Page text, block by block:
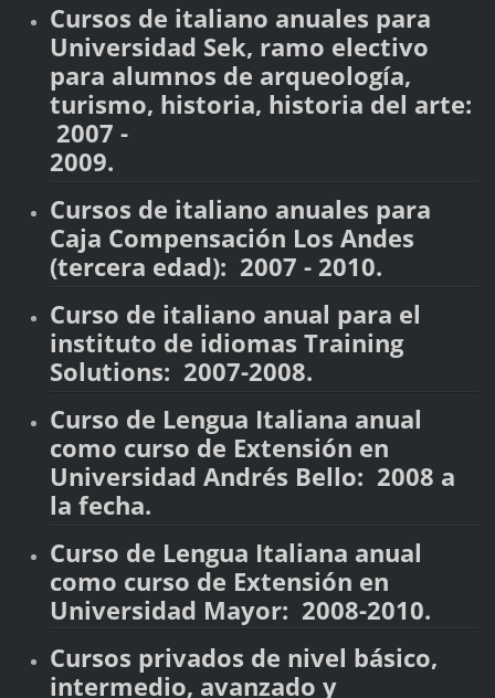
Cursos de italiano anuales para
Universidad Sek, ramo electivo
para alumnos de arqueología,
turismo, historia, historia del arte:
2007 -
2009.
Cursos de italiano anuales para
Caja Compensación Los Andes
(tercera edad): 2007 - 2010.
Curso de italiano anual para el
instituto de idiomas Training
Solutions: 2007-2008.
Curso de Lengua Italiana anual
como curso de Extensión en
Universidad Andrés Bello: 2008 a
la fecha.
Curso de Lengua Italiana anual
como curso de Extensión en
Universidad Mayor: 2008-2010.
Cursos privados de nivel básico,
intermedio, avanzado y